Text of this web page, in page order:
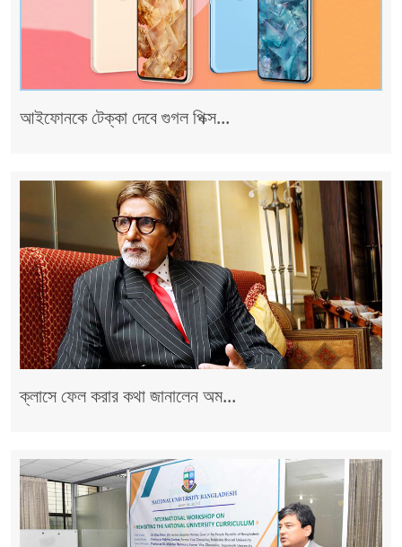
আইফোনকে টেক্কা দেবে গুগল পিক্স...
ক্লাসে ফেল করার কথা জানালেন অম...